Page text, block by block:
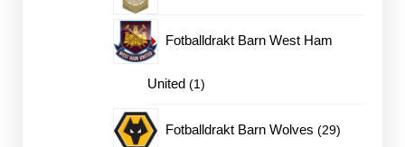
Fotballdrakt Barn West Ham
United 11
produkt
Fotballdrakt Barn Wolves 2929